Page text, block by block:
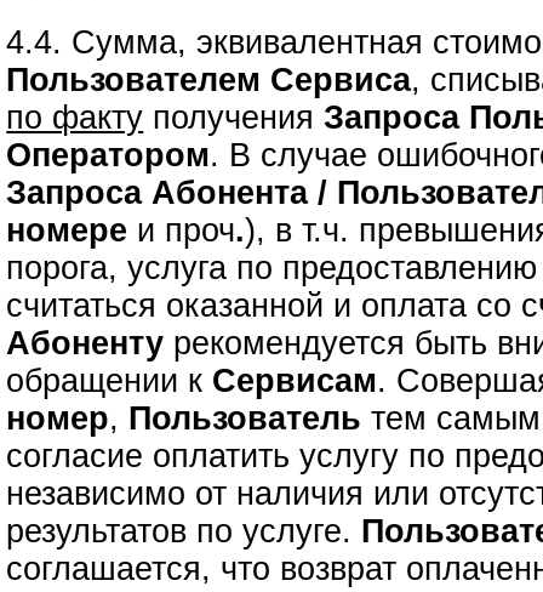
4.4. Сумма, эквивалентная
Пользователем Сервиса,
по факту полученияЗапроса
Оператором. В случае
Запроса Абонента /
номере и проч.), в т.ч.
порога, услуга по
считаться оказанной и оплата со
Абоненту рекомендуется быть
обращении к Сервисам.
номер, Пользователь тем самым
согласие оплатить услугу по
независимо от наличия или
результатов по услуге.
соглашается, что возврат